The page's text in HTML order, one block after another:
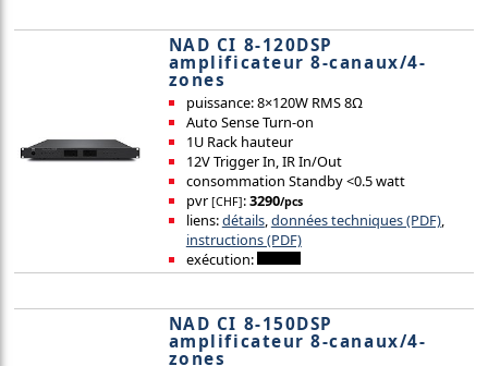
NAD CI 8-120DSP
amplificateur 8-canaux/4-
zones
puissance: 8×120W RMS 8Ω
Auto Sense Turn-on
1U Rack hauteur
12V Trigger In, IR In/Out
consommation Standby <0.5 watt
pvr [CHF]:3290/pcs
liens:détails,données techniques (PDF),
instructions (PDF)
exécution:
NAD CI 8-150DSP
amplificateur 8-canaux/4-
zones